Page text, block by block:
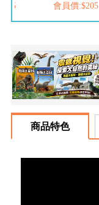
會員價:$205
商品特色